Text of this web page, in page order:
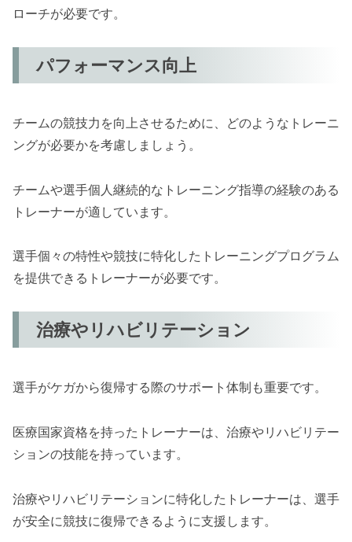
ローチが必要です。
パフォーマンス向上
チームの競技力を向上させるために、どのようなトレーニ
ングが必要かを考慮しましょう。
チームや選手個人継続的なトレーニング指導の経験のある
トレーナーが適しています。
選手個々の特性や競技に特化したトレーニングプログラム
を提供できるトレーナーが必要です。
治療やリハビリテーション
選手がケガから復帰する際のサポート体制も重要です。
医療国家資格を持ったトレーナーは、治療やリハビリテー
ションの技能を持っています。
治療やリハビリテーションに特化したトレーナーは、選手
が安全に競技に復帰できるように支援します。